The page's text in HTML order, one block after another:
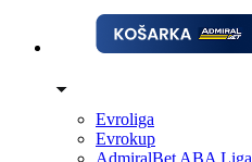
Evroliga
Evrokup
AdmiralBet ABA Liga